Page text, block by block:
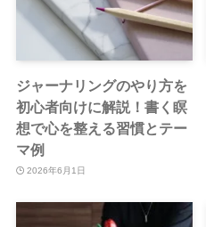
ジャーナリングのやり方を
初心者向けに解説！書く瞑
想で心を整える習慣とテー
マ例
2026年6月1日